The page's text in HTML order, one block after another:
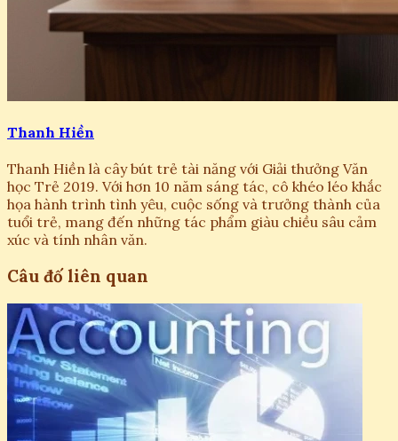
Thanh Hiền
Thanh Hiền là cây bút trẻ tài năng với Giải thưởng Văn
học Trẻ 2019. Với hơn 10 năm sáng tác, cô khéo léo khắc
họa hành trình tình yêu, cuộc sống và trưởng thành của
tuổi trẻ, mang đến những tác phẩm giàu chiều sâu cảm
xúc và tính nhân văn.
Câu đố liên quan